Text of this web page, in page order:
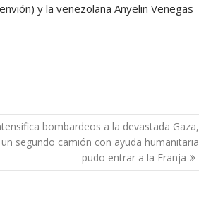
y la venezolana Anyelin Venegas
bombardeos a la devastada Gaza,
segundo camión con ayuda humanitaria
pudo entrar a la Franja